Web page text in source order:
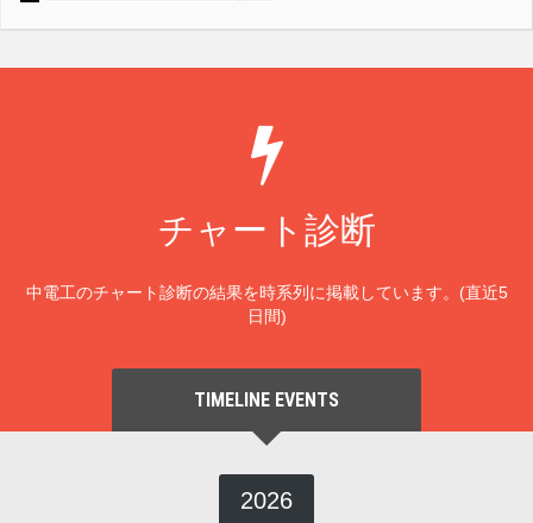
チャート診断
中電工のチャート診断の結果を時系列に掲載しています。(直近5
日間)
TIMELINE EVENTS
2026